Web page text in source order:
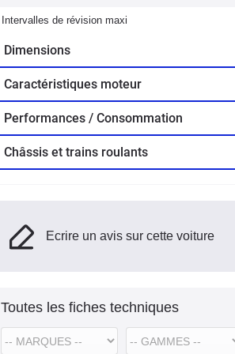
Intervalles de révision maxi
Dimensions
Caractéristiques moteur
Performances / Consommation
Châssis et trains roulants
Ecrire un avis sur cette voiture
Toutes les fiches techniques